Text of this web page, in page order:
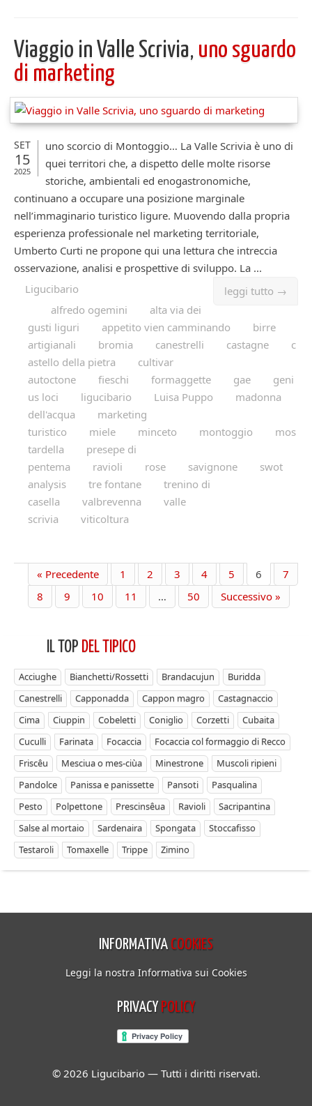
Viaggio in Valle Scrivia, uno sguardo
di marketing
SET
15
2025
uno scorcio di Montoggio… La Valle Scrivia è uno di
quei territori che, a dispetto delle molte risorse
storiche, ambientali ed enogastronomiche,
continuano a occupare una posizione marginale
nell’immaginario turistico ligure. Muovendo dalla propria
esperienza professionale nel marketing territoriale,
Umberto Curti ne propone qui una lettura che intreccia
osservazione, analisi e prospettive di sviluppo. La ...
leggi tutto →
Ligucibario
alfredo ogemini
alta via dei
gusti liguri
appetito vien camminando
birre
artigianali
bromia canestrelli castagne
c
astello della pietra
cultivar
autoctone
fieschi formaggette gae
geni
us loci
ligucibario Luisa Puppo
madonna
dell'acqua
marketing
turistico
miele minceto montoggio
mos
tardella
presepe di
pentema
ravioli rose savignone
swot
analysis
tre fontane
trenino di
casella
valbrevenna
valle
scrivia
viticoltura
« Precedente 1 2 3 4 5 6
7
8
9 10 11 … 50 Successivo »
IL TOP DEL TIPICO
Acciughe Bianchetti/Rossetti Brandacujun
Buridda
Canestrelli
Capponadda Cappon magro
Castagnaccio
Cima
Ciuppin Cobeletti Coniglio Corzetti
Cubaita
Cuculli
Farinata Focaccia
Focaccia col formaggio di Recco
Friscêu
Mesciua o mes-ciùa Minestrone
Muscoli ripieni
Pandolce
Panissa e panissette Pansoti
Pasqualina
Pesto
Polpettone Prescinsêua Ravioli
Sacripantina
Salse al mortaio
Sardenaira Spongata
Stoccafisso
Testaroli
Tomaxelle Trippe Zimino
INFORMATIVA COOKIES
Leggi la nostra Informativa sui Cookies
PRIVACY POLICY
© 2026 Ligucibario — Tutti i diritti riservati.